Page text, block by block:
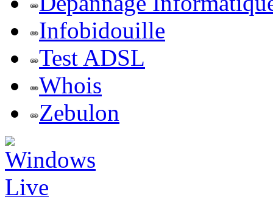
Infobidouille
Test ADSL
Whois
Zebulon